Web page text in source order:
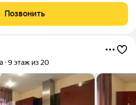
города, с развитой
парки,
Позвонить
9 этаж из 20